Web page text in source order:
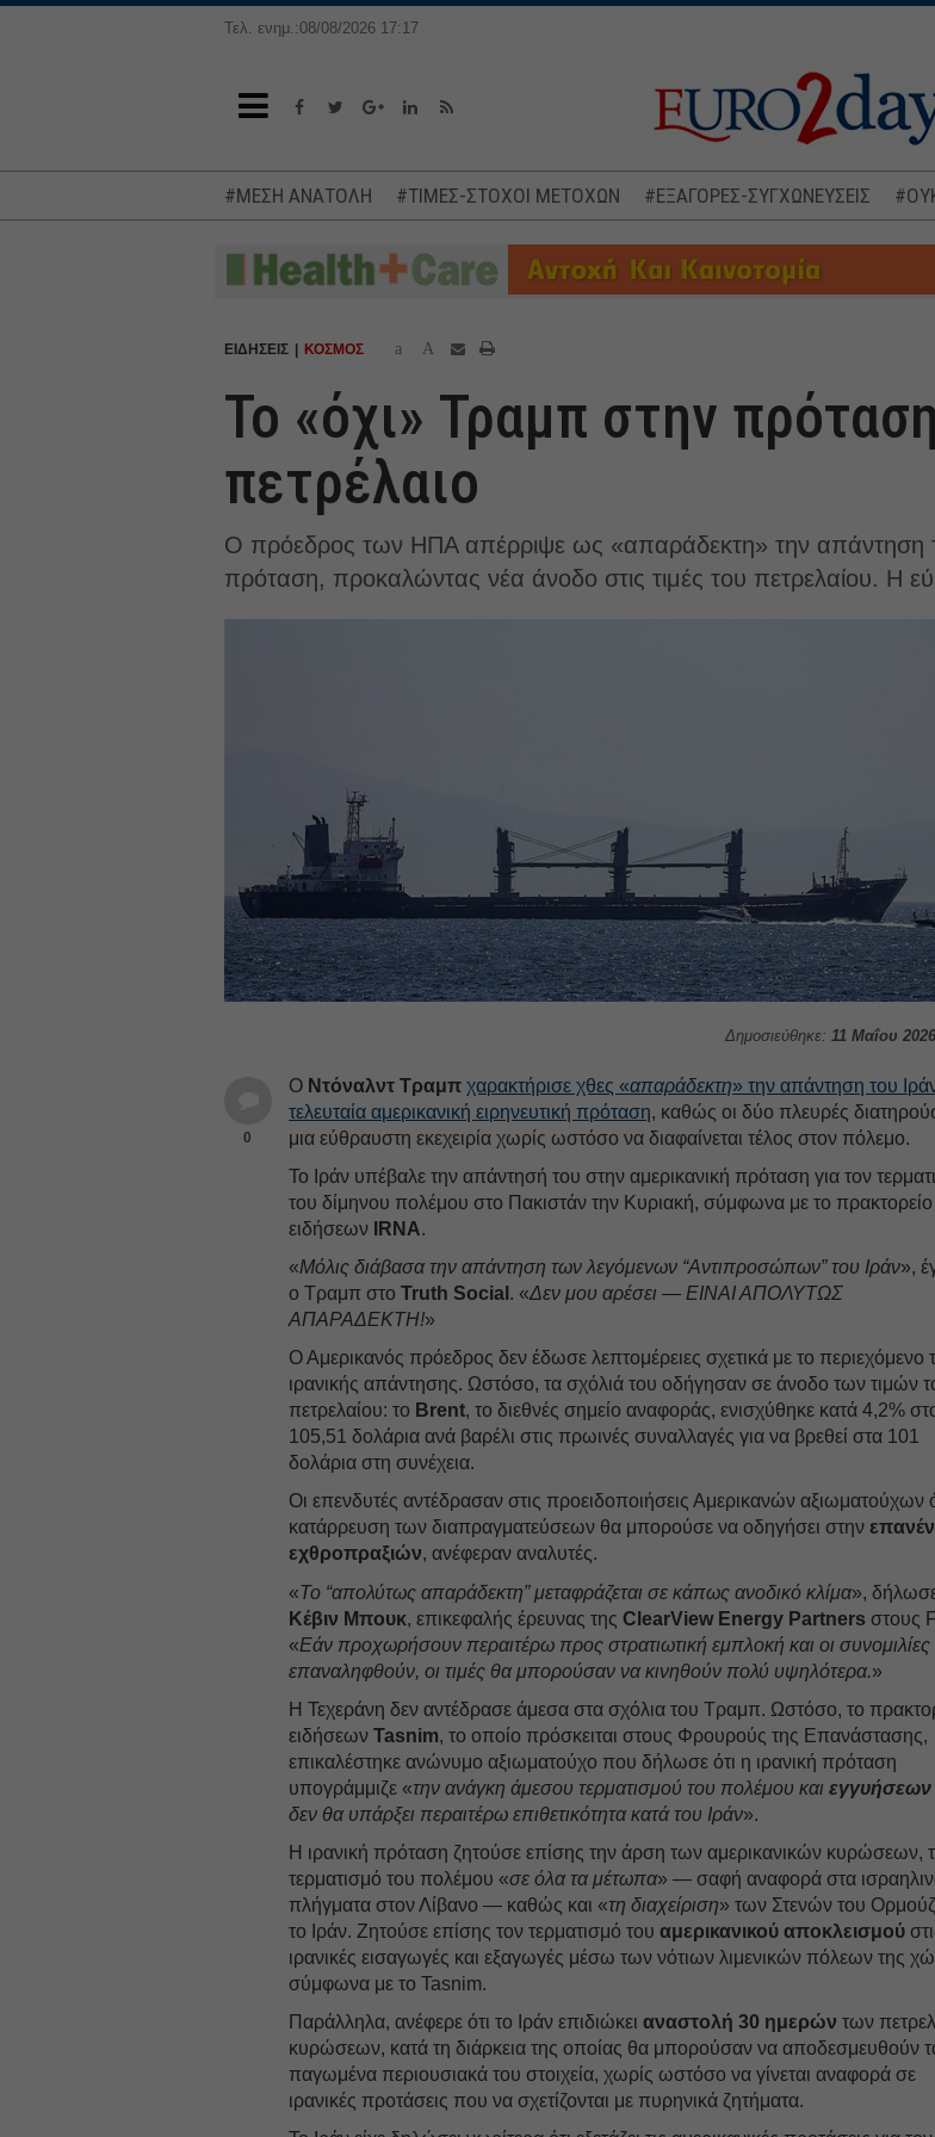
Τελ. ενημ.:08/08/2026 17:17
#ΜΕΣΗ ΑΝΑΤΟΛΗ #ΤΙΜΕΣ-ΣΤΟΧΟΙ ΜΕΤΟΧΩΝ #ΕΞΑΓΟΡΕΣ-ΣΥΓΧΩΝΕΥΣΕΙΣ
ΕΙΔΗΣΕΙΣ ΚΟΣΜΟΣ a A
Το «όχι» Τραμπ στην
πετρέλαιο
Ο πρόεδρος των ΗΠΑ απέρριψε ως «απαράδεκτη» την απάντηση
πρόταση, προκαλώντας νέα άνοδο στις τιμές του πετρελαίου. Η
Δημοσιεύθηκε: 11 Μαΐου
0
Ο Ντόναλντ Τραμπ χαρακτήρισε χθες «απαράδεκτη» την απάντηση του
τελευταία αμερικανική ειρηνευτική πρόταση, καθώς οι δύο πλευρές
μια εύθραυστη εκεχειρία χωρίς ωστόσο να διαφαίνεται τέλος στον πόλεμο.
Το Ιράν υπέβαλε την απάντησή του στην αμερικανική πρόταση για τον
του δίμηνου πολέμου στο Πακιστάν την Κυριακή, σύμφωνα με το πρακτορείο
ειδήσεων
IRNA.
«Μόλις διάβασα την απάντηση των λεγόμενων “Αντιπροσώπων” του Ιράν»,
ο Τραμπ στοTruth Social . «Δεν μου αρέσει — ΕΙΝΑΙ ΑΠΟΛΥΤΩΣ
ΑΠΑΡΑΔΕΚΤΗ!»
Ο Αμερικανός πρόεδρος δεν έδωσε λεπτομέρειες σχετικά με το περιεχόμενο
ιρανικής απάντησης. Ωστόσο, τα σχόλιά του οδήγησαν σε άνοδο των τιμών
πετρελαίου: το Brent, το διεθνές σημείο αναφοράς, ενισχύθηκε κατά 4,2%
105,51 δολάρια ανά βαρέλι στις πρωινές συναλλαγές για να βρεθεί στα 101
δολάρια στη συνέχεια.
Οι επενδυτές αντέδρασαν στις προειδοποιήσεις Αμερικανών αξιωματούχων
κατάρρευση των διαπραγματεύσεων θα μπορούσε να οδηγήσει στην
εχθροπραξιών, ανέφεραν αναλυτές.
«Το “απολύτως απαράδεκτη” μεταφράζεται σε κάπως ανοδικό κλίμα»,
Κέβιν Μπουκ, επικεφαλής έρευνας τηςClearView Energy Partnersστους
«Εάν προχωρήσουν περαιτέρω προς στρατιωτική εμπλοκή και οι συνομιλίες
επαναληφθούν, οι τιμές θα μπορούσαν να κινηθούν πολύ υψηλότερα.»
Η Τεχεράνη δεν αντέδρασε άμεσα στα σχόλια του Τραμπ. Ωστόσο, το
ειδήσεωνTasnim, το οποίο πρόσκειται στους Φρουρούς της Επανάστασης,
επικαλέστηκε ανώνυμο αξιωματούχο που δήλωσε ότι η ιρανική πρόταση
υπογράμμιζε «την ανάγκη άμεσου τερματισμού του πολέμου καιεγγυήσεων
δεν θα υπάρξει περαιτέρω επιθετικότητα κατά του Ιράν».
Η ιρανική πρόταση ζητούσε επίσης την άρση των αμερικανικών κυρώσεων,
τερματισμό του πολέμου «σε όλα τα μέτωπα» — σαφή αναφορά στα
πλήγματα στον Λίβανο — καθώς και «τη διαχείριση» των Στενών του
το Ιράν. Ζητούσε επίσης τον τερματισμό τουαμερικανικού αποκλεισμού
ιρανικές εισαγωγές και εξαγωγές μέσω των νότιων λιμενικών πόλεων της
σύμφωνα με το Tasnim.
Παράλληλα, ανέφερε ότι το Ιράν επιδιώκειαναστολή 30 ημερών των
κυρώσεων, κατά τη διάρκεια της οποίας θα μπορούσαν να αποδεσμευθούν
παγωμένα περιουσιακά του στοιχεία, χωρίς ωστόσο να γίνεται αναφορά σε
ιρανικές προτάσεις που να σχετίζονται με πυρηνικά ζητήματα.